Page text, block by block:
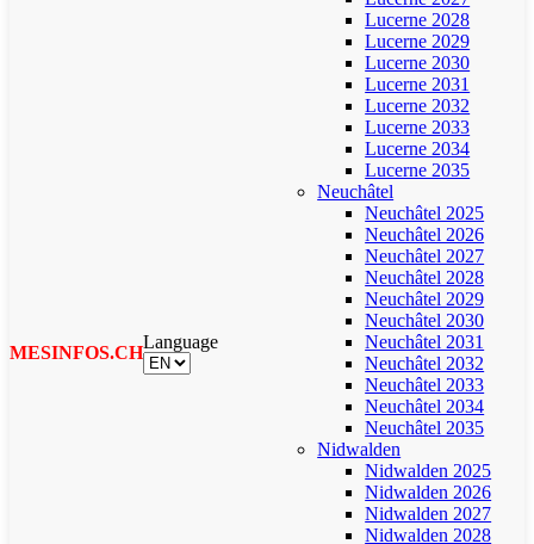
MESINFOS.CH
Language
Lucerne 2028
Lucerne 2029
Lucerne 2030
Lucerne 2031
Lucerne 2032
Lucerne 2033
Lucerne 2034
Lucerne 2035
Neuchâtel
Neuchâtel 2025
Neuchâtel 2026
Neuchâtel 2027
Neuchâtel 2028
Neuchâtel 2029
Neuchâtel 2030
Neuchâtel 2031
Neuchâtel 2032
Neuchâtel 2033
Neuchâtel 2034
Neuchâtel 2035
Nidwalden
Nidwalden 2025
Nidwalden 2026
Nidwalden 2027
Nidwalden 2028